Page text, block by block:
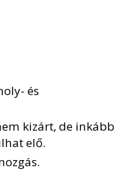
és
kizárt, de inkább
elő.